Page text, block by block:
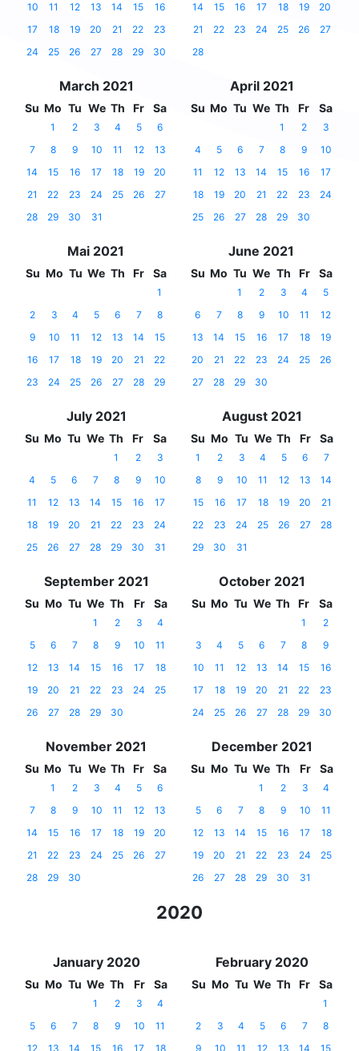
10
11 12 13 14 15
16
17
18 19 20 21 22
23
24
25 26 27 28 29 30
14
15 16 17 18 19
20
21
22 23 24 25 26
27
28
March 2021
Su Mo Tu We Th Fr Sa
1 2 3 4 5
6
7
8 9 10 11 12
13
14
15 16 17 18 19
20
21
22 23 24 25 26
27
28
29 30 31
April 2021
Su Mo Tu We Th Fr Sa
1 2
3
4
5 6 7 8 9
10
11
12 13 14 15 16
17
18
19 20 21 22 23
24
25
26 27 28 29 30
Mai 2021
Su Mo Tu We Th Fr Sa
1
2
3 4 5 6 7
8
9
10 11 12 13 14
15
16
17 18 19 20 21
22
23
24 25 26 27 28 29
June 2021
Su Mo Tu We Th Fr Sa
1 2 3 4
5
6
7 8 9 10 11
12
13
14 15 16 17 18
19
20
21 22 23 24 25
26
27
28 29 30
July 2021
Su Mo Tu We Th Fr Sa
1 2
3
4
5 6 7 8 9
10
11
12 13 14 15 16
17
18
19 20 21 22 23
24
25
26 27 28 29 30 31
August 2021
Su Mo Tu We Th Fr Sa
1 2 3 4 5 6
7
8
9 10 11 12 13
14
15
16 17 18 19 20
21
22
23 24 25 26 27
28
29
30 31
September 2021
Su Mo Tu We Th Fr Sa
1 2 3
4
5
6 7 8 9 10
11
12
13 14 15 16 17
18
19
20 21 22 23 24
25
26
27 28 29 30
October 2021
Su Mo Tu We Th Fr Sa
1
2
3
4 5 6 7 8
9
10
11 12 13 14 15
16
17
18 19 20 21 22
23
24
25 26 27 28 29 30
November 2021
Su Mo Tu We Th Fr Sa
1 2 3 4 5
6
7
8 9 10 11 12
13
14
15 16 17 18 19
20
21
22 23 24 25 26
27
28
29 30
December 2021
Su Mo Tu We Th Fr Sa
1 2 3
4
5
6 7 8 9 10
11
12
13 14 15 16 17
18
19
20 21 22 23 24
25
26
27 28 29 30 31
2020
January 2020
Su Mo Tu We Th Fr Sa
1 2 3
4
5
6 7 8 9 10
11
12
13 14 15 16 17 18
February 2020
Su Mo Tu We Th Fr Sa
1
2
3 4 5 6 7
8
9
10 11 12 13 14 15